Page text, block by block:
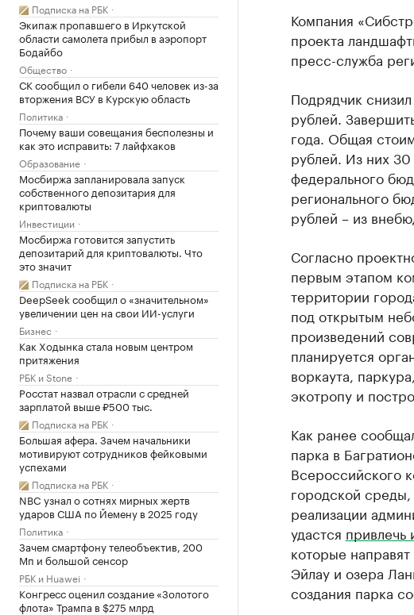
Подписка на РБК
Экипаж пропавшего в Иркутской
области самолета прибыл в аэропорт
Бодайбо
Общество
СК сообщил о гибели 640 человек из-за
вторжения ВСУ в Курскую область
Политика
Почему ваши совещания бесполезны и
как это исправить: 7 лайфхаков
Образование
Мосбиржа запланировала запуск
собственного депозитария для
криптовалюты
Инвестиции
Мосбиржа готовится запустить
депозитарий для криптовалюты. Что
это значит
Подписка на РБК
DeepSeek сообщил о «значительном»
увеличении цен на свои ИИ-услуги
Бизнес
Как Ходынка стала новым центром
притяжения
РБК и Stone
Росстат назвал отрасли с средней
зарплатой выше ₽500 тыс.
Подписка на РБК
Большая афера. Зачем начальники
мотивируют сотрудников фейковыми
успехами
Подписка на РБК
NBC узнал о сотнях мирных жертв
ударов США по Йемену в 2025 году
Политика
Зачем смартфону телеобъектив, 200
Мп и большой сенсор
РБК и Huawei
Конгресс оценил создание «Золотого
флота» Трампа в $275 млрд
Компания
проекта
пресс-служба
Подрядчик
рублей.
года. Общая
рублей. Из них 30
федерального
регионального
рублей – из
Согласно
первым этапом
территории
под открытым
произведений
планируется
воркаута,
экотропу и
Как ранее
парка в
Всероссийского
городской
реализации
удастся привлечь
которые
Эйлау и озера
создания парка